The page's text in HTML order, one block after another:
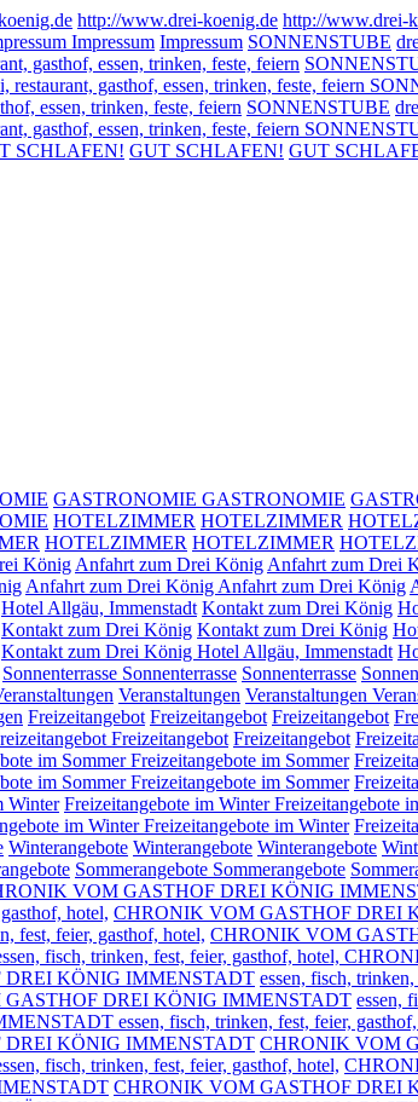
http://www.drei-koenig.de http://www.drei-
Impressum Impressum SONNENSTUBE
gasthof, essen, trinken, feste, feiern
restaurant, gasthof, essen, trinken, feste, feiern
essen, trinken, feste, feiern SONNENSTUBE
gasthof, essen, trinken, feste, feiern
SCHLAFEN! GUT SCHLAFEN! GUT
GASTRONOMIE GASTRONOMIE
HOTELZIMMER HOTELZIMMER
HOTELZIMMER HOTELZIMMER
König Anfahrt zum Drei König Anfahrt zum Drei
Anfahrt zum Drei König Anfahrt zum Drei König
Hotel Allgäu, Immenstadt Kontakt zum Drei König
Kontakt zum Drei König Kontakt zum Drei König
Kontakt zum Drei König Hotel Allgäu, Immenstadt
Sonnenterrasse Sonnenterrasse Sonnenterrasse
Veranstaltungen Veranstaltungen
Freizeitangebot Freizeitangebot Freizeitangebot
Freizeitangebot Freizeitangebot
im SommerFreizeitangebote im Sommer
im SommerFreizeitangebote im Sommer
Winter Freizeitangebote im WinterFreizeitangebote
im WinterFreizeitangebote im Winter
Winterangebote Winterangebote Winterangebote
Sommerangebote Sommerangebote
VOM GASTHOF DREI KÖNIG
hotel, CHRONIK VOM GASTHOF DREI
fest, feier, gasthof, hotel, CHRONIK VOM
fisch, trinken, fest, feier, gasthof, hotel,
KÖNIG IMMENSTADT essen, fisch,
DREI KÖNIG IMMENSTADT essen,
essen, fisch, trinken, fest, feier, gasthof,
KÖNIG IMMENSTADT CHRONIK VOM
fisch, trinken, fest, feier, gasthof, hotel,
CHRONIK VOM GASTHOF DREI